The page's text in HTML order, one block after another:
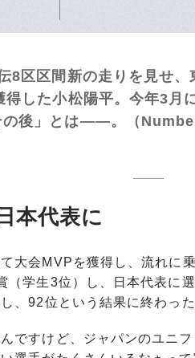
8区区間新の走りを見せ、
得した小松陽平。今年3月
の後」とは――。（
本代表に
大会MVPを獲得し、流れに
（学生3位）し、日本代表に
、92位という結果に終わっ
んですけど、ジャパンのユニ